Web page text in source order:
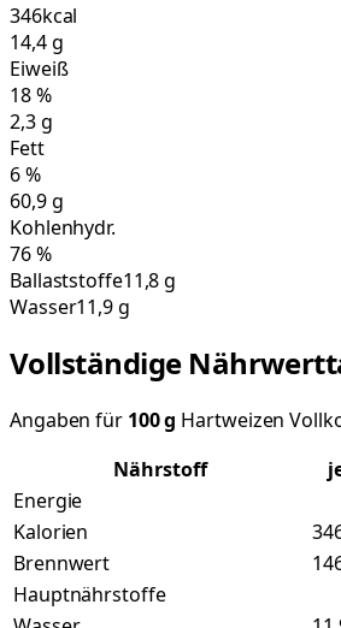
346kcal
14,4g
Eiweiß
18%
2,3g
Fett
6%
60,9g
Kohlenhydr.
76%
Ballaststoffe11,8 g
Wasser11,9 g
Vollständige
Angaben für 100g Hartweizen
Nährstoff
Energie
Kalorien
Brennwert
Hauptnährstoffe